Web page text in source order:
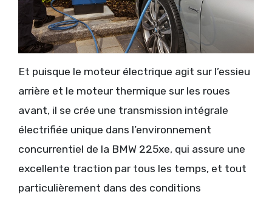
Et puisque le moteur électrique agit sur l’essieu
arrière et le moteur thermique sur les roues
avant, il se crée une transmission intégrale
électrifiée unique dans l’environnement
concurrentiel de la BMW 225xe, qui assure une
excellente traction par tous les temps, et tout
particulièrement dans des conditions